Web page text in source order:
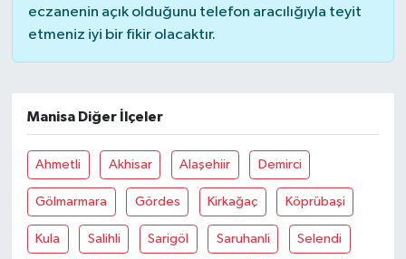
eczanenin açık olduğunu telefon aracılığıyla teyit
etmeniz iyi bir fikir olacaktır.
Manisa Diğer İlçeler
Ahmetli Akhisar Alaşehiir Demirci
Gölmarmara Gördes Kirkağaç Köprübaşi
Kula Salihli Sarigöl Saruhanli Selendi